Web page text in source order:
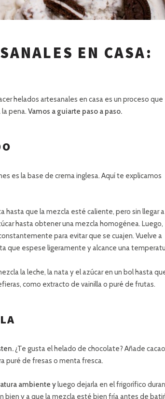
EN CASA:
helados artesanales en casa es un proceso que
pena. Vamos a guiarte paso a paso.
es la base de crema inglesa. Aquí te explicamos
hasta que la mezcla esté caliente, pero sin llegar a
hasta obtener una mezcla homogénea. Luego,
para evitar que se cuajen. Vuelve a
que espese ligeramente y alcance una
la leche, la nata y el azúcar en un bol hasta
como extracto de vainilla o puré de frutas.
¿Te gusta el helado de chocolate? Añade
puré de fresas o menta fresca.
ambiente yluego dejarla en el frigorífico
bien y a que la mezcla esté bien fría antes de